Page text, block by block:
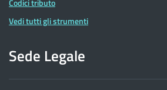
Codici tributo
Vedi tutti gli strumenti
Sede Legale